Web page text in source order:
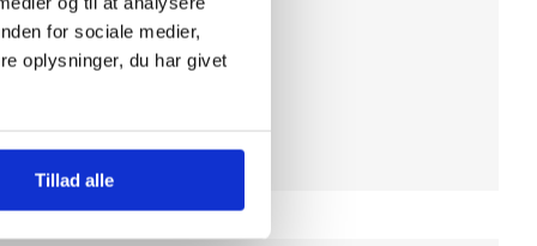
for sociale medier,
oplysninger, du har givet
Tillad alle